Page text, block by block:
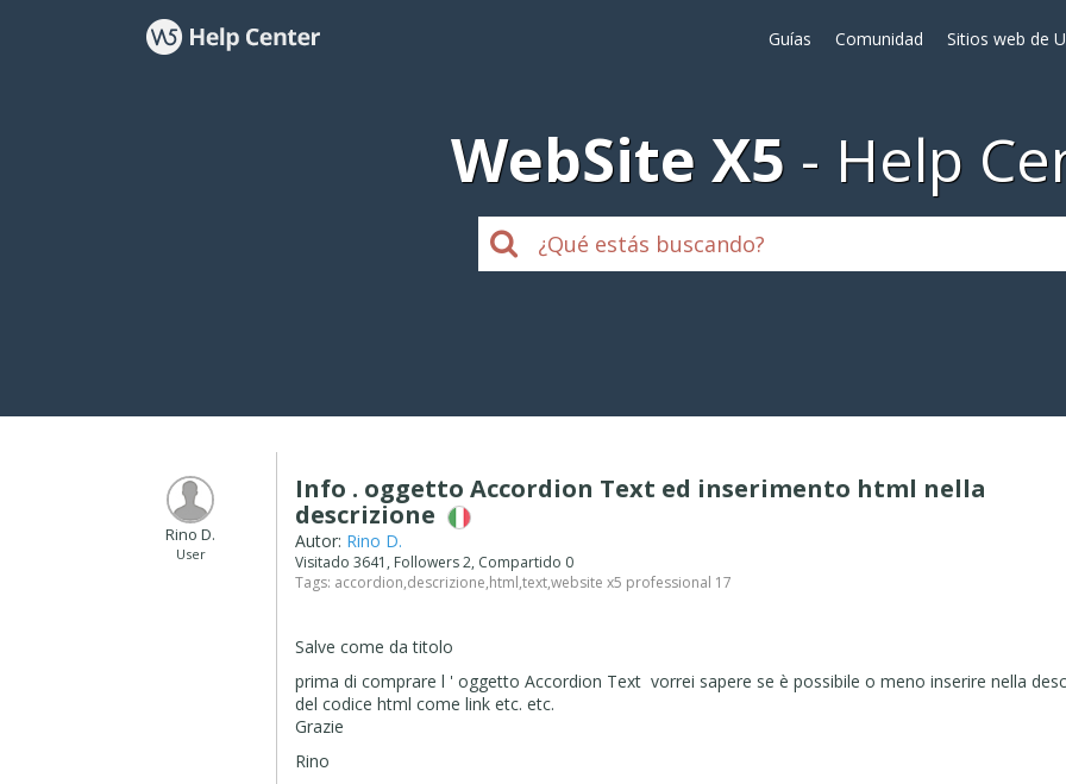
Guías Comunidad Sitios web de
WebSite X5 Help
Rino D.
User
Info . oggetto Accordion Text ed inserimento html nella
descrizione
Autor: Rino D.
Visitado 3641, Followers 2, Compartido 0
Tags: accordion,descrizione,html,text,website x5 professional 17
Salve come da titolo
prima di comprare l ' oggettoAccordion Text vorrei sapere se è possibile o meno inserire nella
del codice html come link etc. etc.
Grazie
Rino